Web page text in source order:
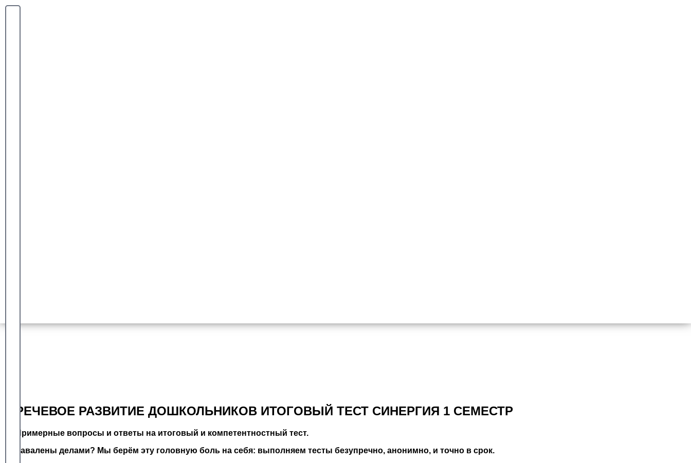
Решение тестов
Университета СИНЕРГИЯ, МТИ, МОИ и МОСАП
Узнай стоимость - это бесплатно! ЖМИ
Гарантия сдачи
РЕЧЕВОЕ РАЗВИТИЕ ДОШКОЛЬНИКОВ ИТОГОВЫЙ ТЕСТ СИНЕРГИЯ 1 СЕМЕСТР
Примерные вопросы и ответы на итоговый и компетентностный тест.
Завалены делами? Мы берём эту головную боль на себя: выполняем тесты безупречно, анонимно, и точно в срок.